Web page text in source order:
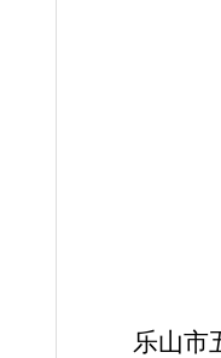
乐山市